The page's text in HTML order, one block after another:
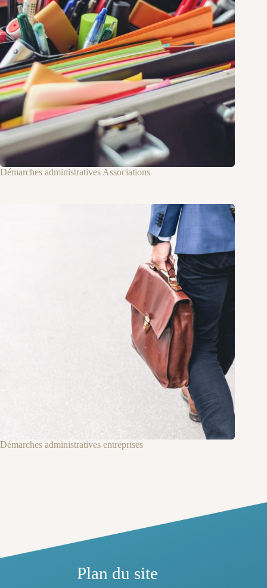
Démarches administratives Associations
Démarches administratives entreprises
Plan du site